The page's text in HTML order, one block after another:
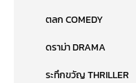
ตลก COMEDY
ดราม่า DRAMA
ระทึกขวัญ THRILLER